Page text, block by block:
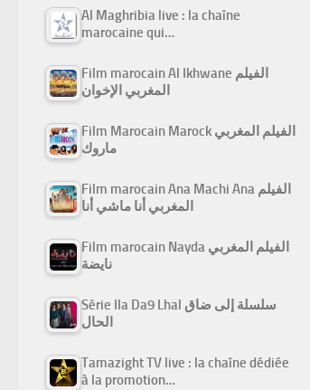
Al Maghribia live : la chaîne
marocaine qui…
Film marocain Al Ikhwane الفيلم
المغربي الإخوان
Film Marocain Marock الفيلم المغربي
ماروك
Film marocain Ana Machi Ana الفيلم
المغربي أنا ماشي أنا
Film marocain Nayda الفيلم المغربي
نايضة
Série Ila Da9 Lhal سلسلة إلى ضاق
الحال
Tamazight TV live : la chaîne dédiée
à la promotion…